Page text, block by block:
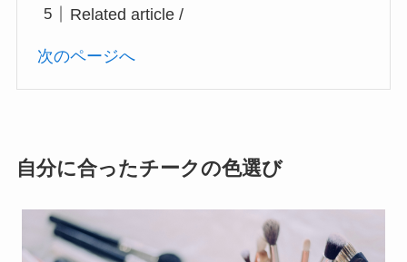
Related article /
次のページへ
自分に合ったチークの色選び